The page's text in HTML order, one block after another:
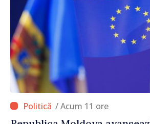
/ Acum 11 ore